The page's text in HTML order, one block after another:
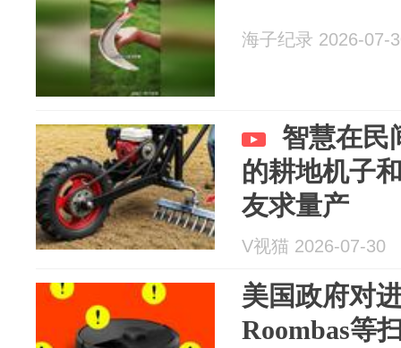
海子纪录 2026-07-
智慧在民
的耕地机子
友求量产
V视猫 2026-07-30
美国政府对
Roombas等